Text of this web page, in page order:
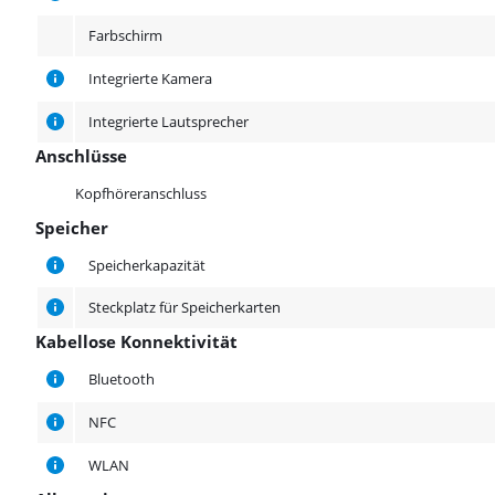
Farbschirm
Integrierte Kamera
Integrierte Lautsprecher
Anschlüsse
Kopfhöreranschluss
Speicher
Speicher
Speicherkapazität
Steckplatz für Speicherkarten
Kabellose Konnektivität
Kabellose Konnektivität
Bluetooth
NFC
WLAN